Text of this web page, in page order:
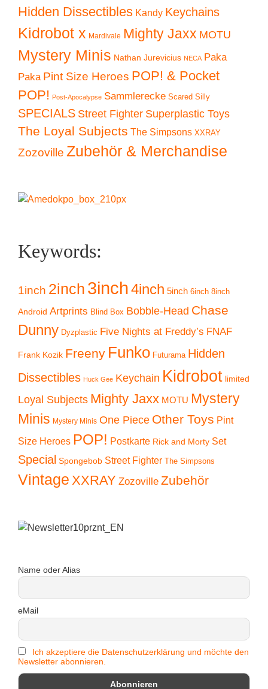
Hidden Dissectibles Kandy Keychains
Kidrobot x Mardivale Mighty Jaxx MOTU
Mystery Minis Nathan Jurevicius NECA Paka
Paka Pint Size Heroes POP! & Pocket
POP! Post-Apocalypse Sammlerecke Scared Silly
SPECIALS Street Fighter Superplastic Toys
The Loyal Subjects The Simpsons XXRAY
Zozoville Zubehör & Merchandise
Keywords:
1inch 2inch 3inch4inch 5inch 6inch 8inch
Android Artprints Blind Box Bobble-Head Chase
Dunny Dyzplastic Five Nights at Freddy’s FNAF
Frank Kozik Freeny Funko Futurama Hidden
Dissectibles Huck Gee Keychain Kidrobot limited
Loyal Subjects Mighty Jaxx MOTU Mystery
Minis Mystery Minis One Piece Other Toys Pint
Size Heroes POP! Postkarte Rick and Morty Set
Special Spongebob Street Fighter The Simpsons
Vintage XXRAY Zozoville Zubehör
Name oder Alias
eMail
Ich akzeptiere die Datenschutzerklärung und möchte den
Newsletter abonnieren.